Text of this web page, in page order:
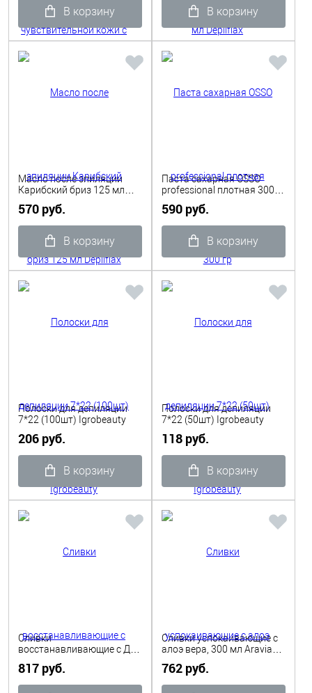
В корзину В корзину
Масло после эпиляции
Карибский бриз 125 мл
570 руб.
В корзину
Паста сахарная OSSO
professional плотная 300
590 руб.
В корзину
Полоски для депиляции
7*22 (100шт) Igrobeauty
206 руб.
В корзину
Полоски для депиляции
7*22 (50шт) Igrobeauty
118 руб.
В корзину
Сливки
восстанавливающие с Д-
Professional
817 руб.
Сливки успокаивающие с
алоэ вера, 300 мл Aravia
762 руб.